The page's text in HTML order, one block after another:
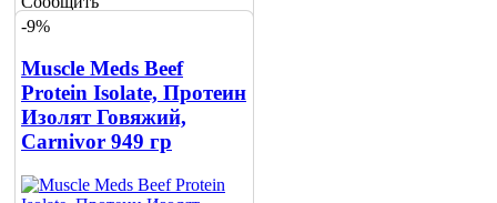
о наличии
-9%
Muscle Meds Beef
Protein Isolate, Протеин
Изолят Говяжий,
Carnivor 949 гр